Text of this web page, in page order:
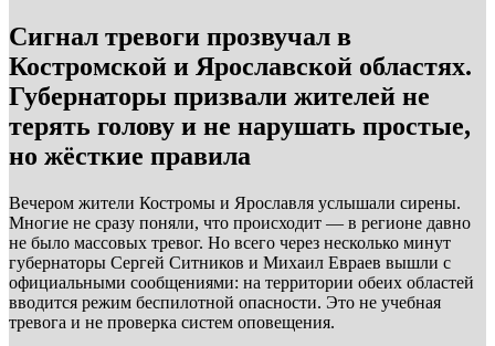
Сигнал тревоги прозвучал в
Костромской и Ярославской областях.
Губернаторы призвали жителей не
терять голову и не нарушать простые,
но жёсткие правила
Вечером жители Костромы и Ярославля услышали сирены.
Многие не сразу поняли, что происходит — в регионе давно
не было массовых тревог. Но всего через несколько минут
губернаторы Сергей Ситников и Михаил Евраев вышли с
официальными сообщениями: на территории обеих областей
вводится режим беспилотной опасности. Это не учебная
тревога и не проверка систем оповещения.